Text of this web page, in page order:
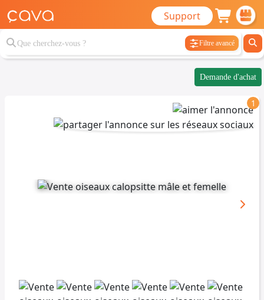
Support
Filtre avancé
Demande d'achat
1